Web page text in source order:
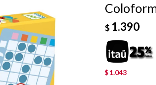
$ 1.390
$ 1.043